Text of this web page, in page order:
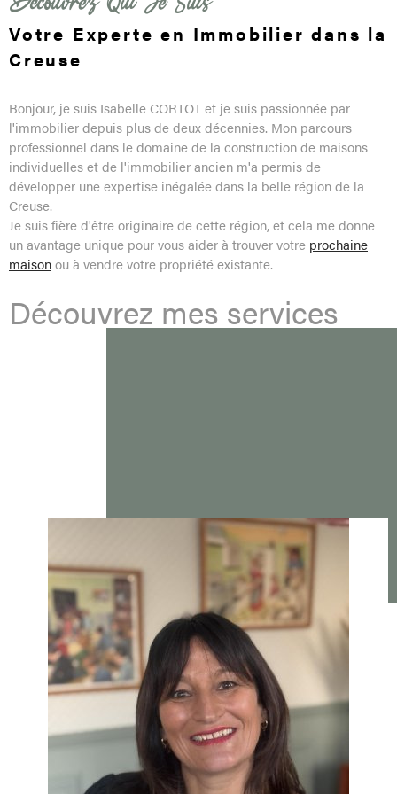
Votre Experte en Immobilier dans la
Creuse
Bonjour, je suis Isabelle CORTOT et je suis passionnée par
l'immobilier depuis plus de deux décennies. Mon parcours
professionnel dans le domaine de la construction de maisons
individuelles et de l'immobilier ancien m'a permis de
développer une expertise inégalée dans la belle région de la
Creuse.
Je suis fière d'être originaire de cette région, et cela me donne
un avantage unique pour vous aider à trouver votre prochaine
maisonou à vendre votre propriété existante.
Découvrez mes services
efficace, veillant à ce que votre expérience immobilière soit
Une estimation précise et juste
Avec mes décennies d'expérience dans l'immobilier, ma
connaissance approfondie du marché de la Creuse me permet
de fournir desestimations préciseset réalistes.
Je suis toujours à l'affût des évolutions du marché pour vous
offrir des conseils avisés et des informations pertinentes, vous
aidant ainsi à prendre des décisions éclairées.
Mon engagement envers vous est de garantir que votre bien soit
évalué justement, reflétant sa véritable valeur sur le marché.